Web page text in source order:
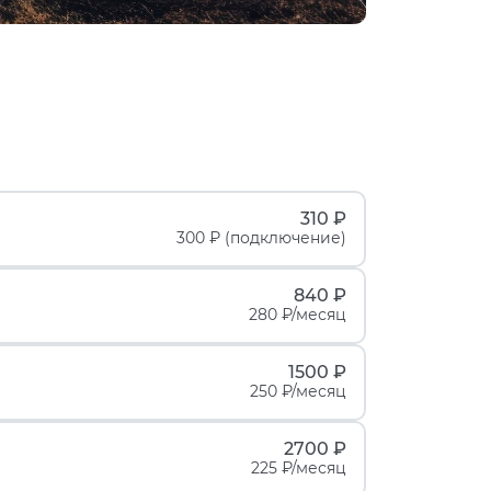
310 ₽
300 ₽ (подключение)
840 ₽
280 ₽/месяц
1500 ₽
250 ₽/месяц
2700 ₽
225 ₽/месяц